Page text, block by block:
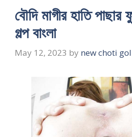
বৌদি মাগীর হাতি পাছার
গল্প বাংলা
May 12, 2023 by new choti